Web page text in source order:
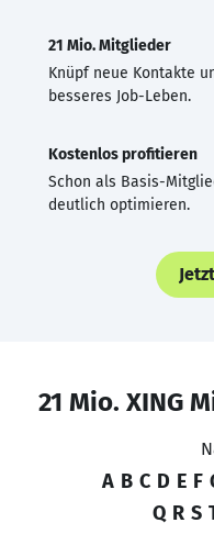
21 Mio. Mitglieder
Knüpf neue Kontakte
besseres Job-Leben.
Kostenlos profitieren
Schon als Basis-
deutlich optimieren.
21 Mio. XING
A B C D E F
Q R S